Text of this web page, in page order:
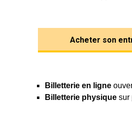
Acheter son
Billetterie en ligne
Billetterie physique sur